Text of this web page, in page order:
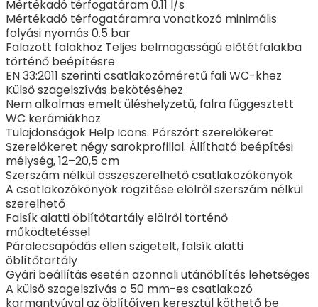
Mértékadó térfogatáram 0.11 l/s
Mértékadó térfogatáramra vonatkozó minimális
folyási nyomás 0.5 bar
Falazott falakhoz Teljes belmagasságú előtétfalakba
történő beépítésre
EN 33:2011 szerinti csatlakozóméretű fali WC-khez
Külső szagelszívás bekötéséhez
Nem alkalmas emelt üléshelyzetű, falra függesztett
WC kerámiákhoz
Tulajdonságok Help Icons. Pórszórt szerelőkeret
Szerelőkeret négy sarokprofillal. Állítható beépítési
mélység, 12–20,5 cm
Szerszám nélkül összeszerelhető csatlakozókönyök
A csatlakozókönyök rögzítése elölről szerszám nélkül
szerelhető
Falsík alatti öblítőtartály elölről történő
működtetéssel
Páralecsapódás ellen szigetelt, falsík alatti
öblítőtartály
Gyári beállítás esetén azonnali utánöblítés lehetséges
A külső szagelszívás o 50 mm-es csatlakozó
karmantyúval az öblítőíven keresztül köthető be